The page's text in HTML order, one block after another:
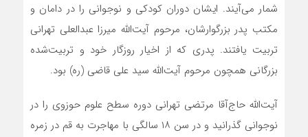
شمار می‌آیند. ایشان دوران کودکی و نوجوانی را در دامان و
مکتب پدر بزرگوارشان، مرحوم آیت‌الله میرزا عبدالعلی تهرانی
تربیت یافتند. پدری که از اخیار روزگار خود و تربیت‌شده
بزرگانی همچون مرحوم آیت‌الله سید علی قاضی (ره) بود.
آیت‌الله حاج‌آقا مرتضی تهرانی دوره سطح علوم حوزوی را در
نوجوانی گذرانید و در سن ۱۸ سالگی با مهاجرت به قم در زمره